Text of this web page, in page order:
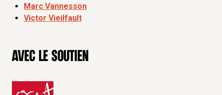
Marc Vannesson
Victor Vieilfault
Avec le soutien